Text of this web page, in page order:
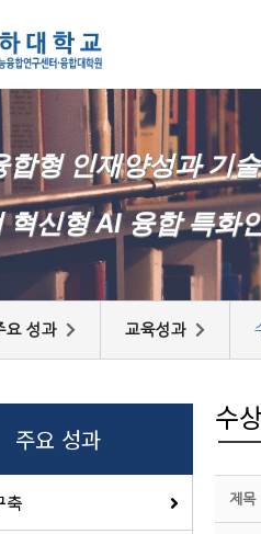
합형 인재양성과 기
혁신형 AI 융합 특화
요 성과 교육성과
주요 성과
축
수
제목